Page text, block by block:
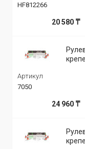
HF812266
20 580 ₸
Артикул
7050
24 960 ₸